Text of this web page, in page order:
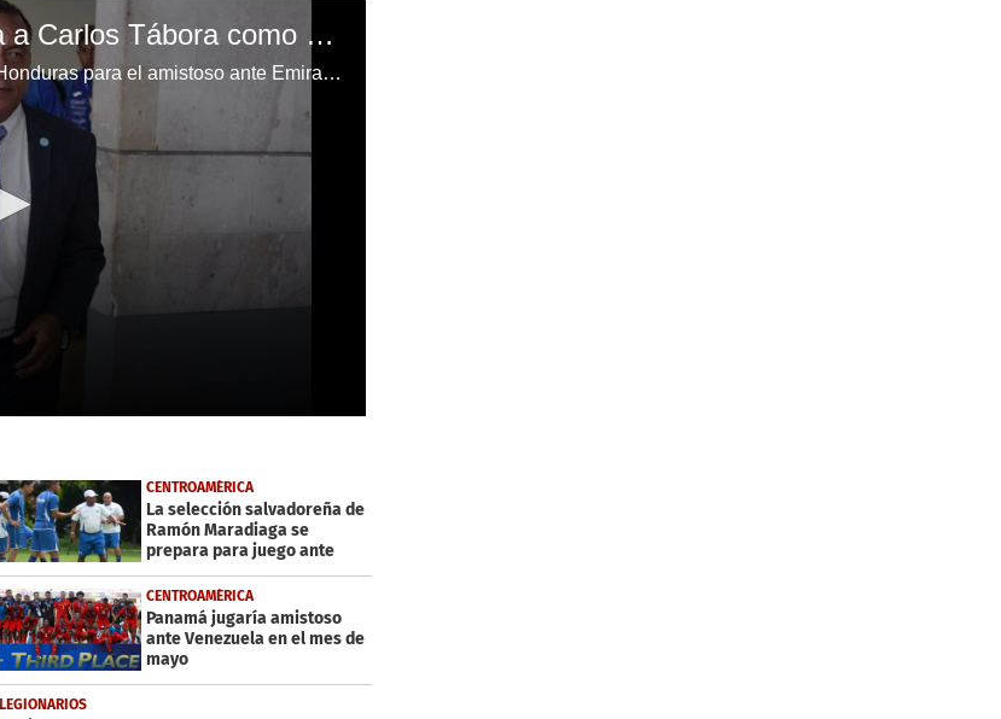
OFICIAL: Fenafuth confirma a Carlos Tábora como técnico interino de selección de Honduras
Carlos Ramón Tábora será el técnico de Honduras para el amistoso ante Emiratos Árabes Unidos
CENTROAMÉRICA
La selección salvadoreña de
Ramón Maradiaga se
prepara para juego ante
Guatemala
CENTROAMÉRICA
Panamá jugaría amistoso
ante Venezuela en el mes de
mayo
LEGIONARIOS